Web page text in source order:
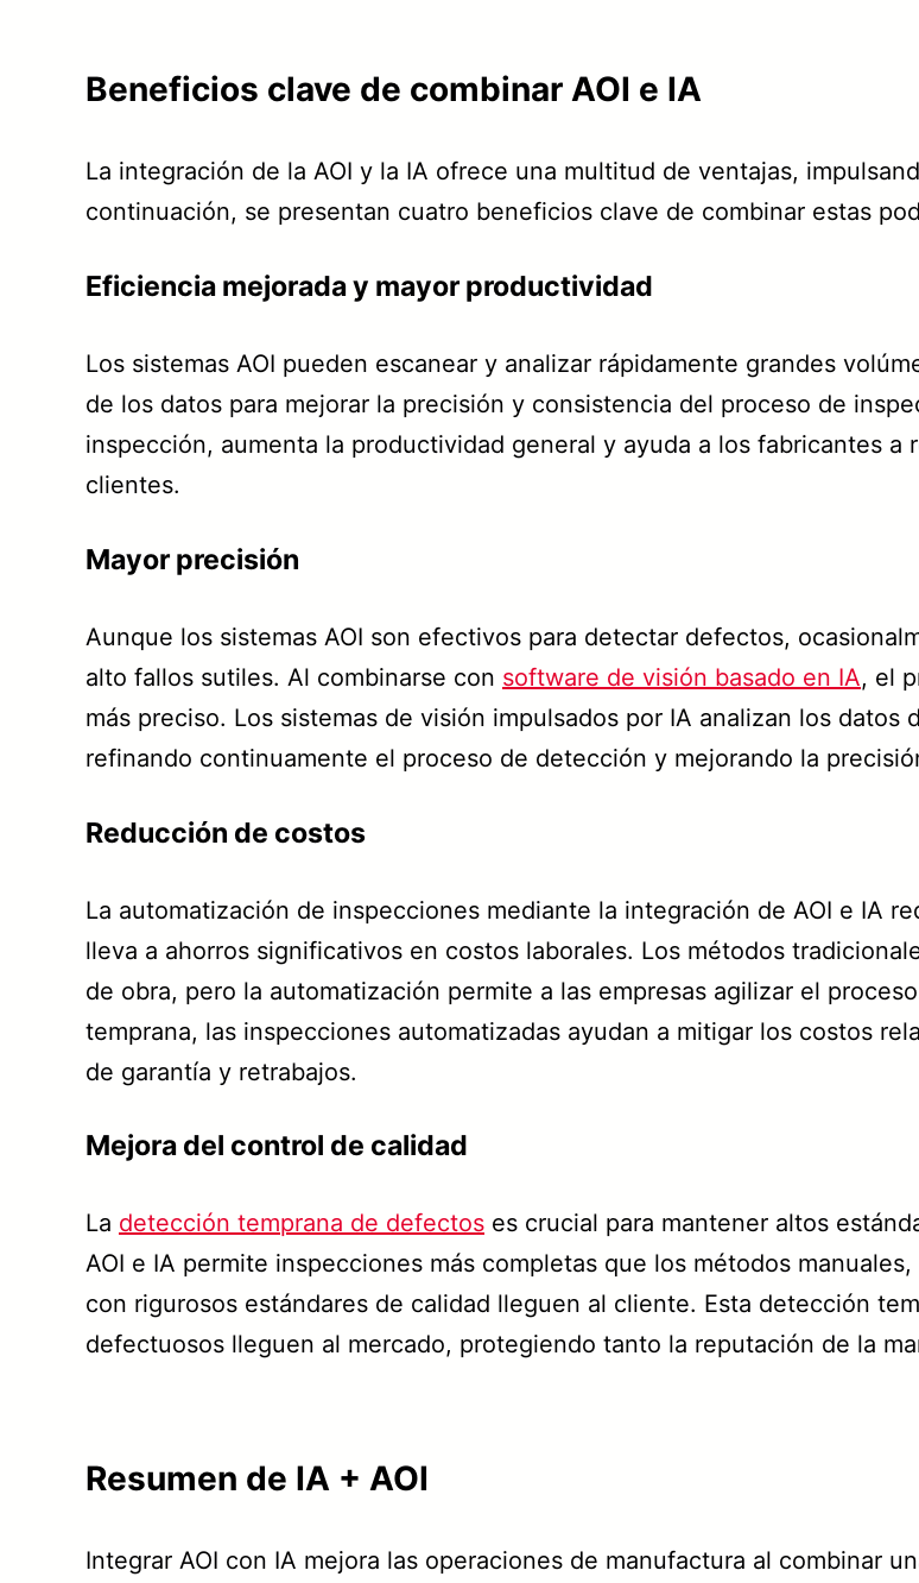
Beneficios clave de combinar AOI e IA
La integración de la AOI y la IA ofrece una multitud de ventajas,
continuación, se presentan cuatro beneficios clave de combinar estas
Eficiencia mejorada y mayor productividad
Los sistemas AOI pueden escanear y analizar rápidamente grandes
de los datos para mejorar la precisión y consistencia del proceso de
inspección, aumenta la productividad general y ayuda a los fabricantes a
clientes.
Mayor precisión
Aunque los sistemas AOI son efectivos para detectar defectos,
alto fallos sutiles. Al combinarse con software de visión basado en IA, el
más preciso. Los sistemas de visión impulsados por IA analizan los
refinando continuamente el proceso de detección y mejorando la
Reducción de costos
La automatización de inspecciones mediante la integración de AOI e IA
lleva a ahorros significativos en costos laborales. Los métodos
de obra, pero la automatización permite a las empresas agilizar el
temprana, las inspecciones automatizadas ayudan a mitigar los costos
de garantía y retrabajos.
Mejora del control de calidad
La detección temprana de defectos es crucial para mantener altos
AOI e IA permite inspecciones más completas que los métodos
con rigurosos estándares de calidad lleguen al cliente. Esta detección
defectuosos lleguen al mercado, protegiendo tanto la reputación de la
Resumen de IA + AOI
Integrar AOI con IA mejora las operaciones de manufactura al combinar